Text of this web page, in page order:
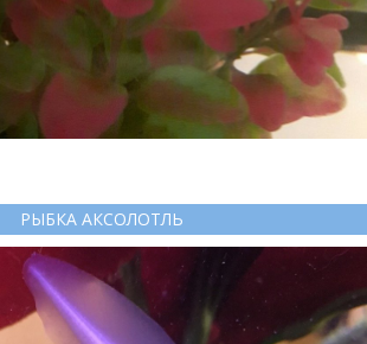
РЫБКА АКСОЛОТЛЬ